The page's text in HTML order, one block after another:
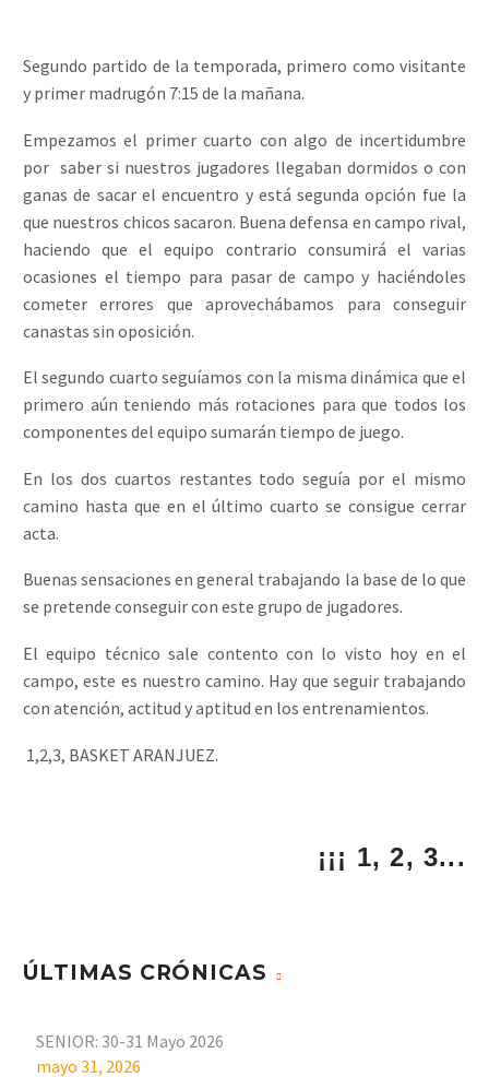
Segundo partido de la temporada, primero como visitante
y primer madrugón 7:15 de la mañana.
Empezamos el primer cuarto con algo de incertidumbre
por saber si nuestros jugadores llegaban dormidos o con
ganas de sacar el encuentro y está segunda opción fue la
que nuestros chicos sacaron. Buena defensa en campo rival,
haciendo que el equipo contrario consumirá el varias
ocasiones el tiempo para pasar de campo y haciéndoles
cometer errores que aprovechábamos para conseguir
canastas sin oposición.
El segundo cuarto seguíamos con la misma dinámica que el
primero aún teniendo más rotaciones para que todos los
componentes del equipo sumarán tiempo de juego.
En los dos cuartos restantes todo seguía por el mismo
camino hasta que en el último cuarto se consigue cerrar
acta.
Buenas sensaciones en general trabajando la base de lo que
se pretende conseguir con este grupo de jugadores.
El equipo técnico sale contento con lo visto hoy en el
campo, este es nuestro camino. Hay que seguir trabajando
con atención, actitud y aptitud en los entrenamientos.
1,2,3, BASKET ARANJUEZ.
¡¡¡ 1, 2, 3...
ÚLTIMAS CRÓNICAS
SENIOR: 30-31 Mayo 2026
mayo 31, 2026